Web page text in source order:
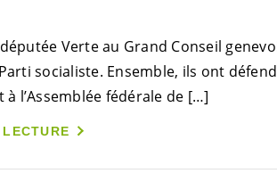
Verte au Grand Conseil
socialiste. Ensemble, ils ont
l’Assemblée fédérale de […]